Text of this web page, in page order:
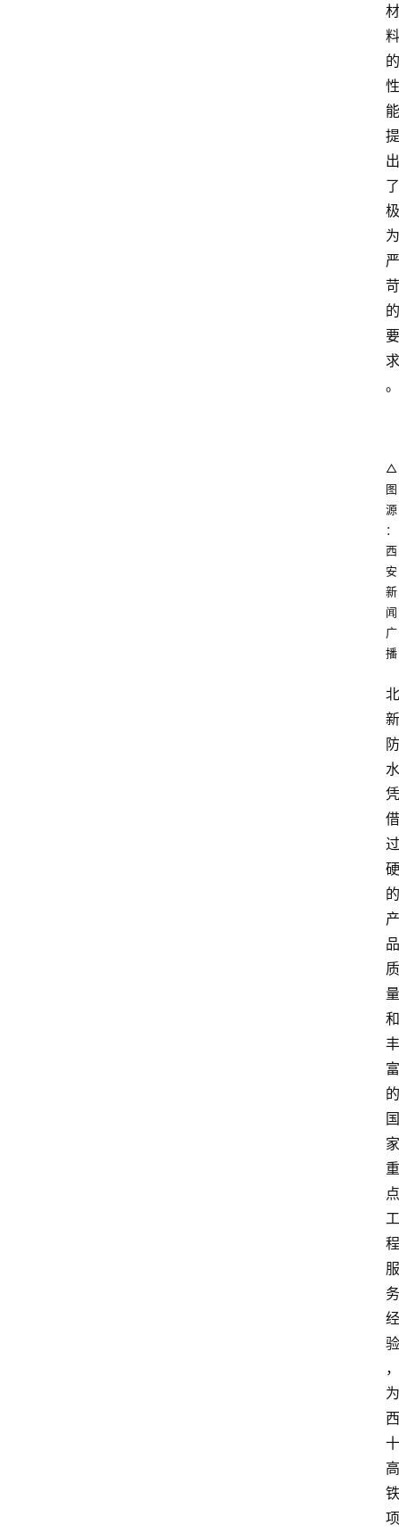
材
料
的
性
能
提
出
了
极
为
严
苛
的
要
求
。
△
图
源
：
西
安
新
闻
广
播
北
新
防
水
凭
借
过
硬
的
产
品
质
量
和
丰
富
的
国
家
重
点
工
程
服
务
经
验
，
为
西
十
高
铁
项